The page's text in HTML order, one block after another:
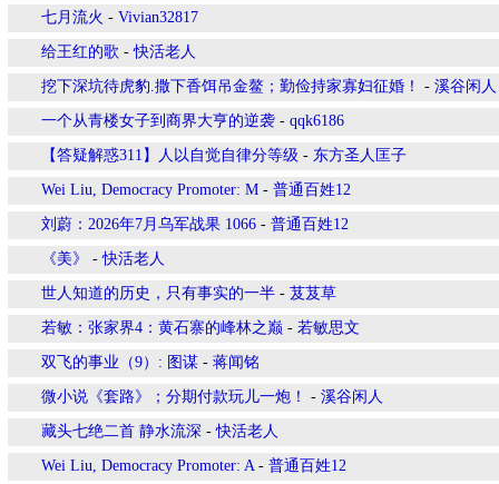
七月流火 - Vivian32817
给王红的歌 -快活老人
挖下深坑待虎豹.撒下香饵吊金鳌；勤俭持家寡妇征婚！ - 溪谷闲人
一个从青楼女子到商界大亨的逆袭 - qqk6186
【答疑解惑311】人以自觉自律分等级 - 东方圣人匡子
Wei Liu, Democracy Promoter: M - 普通百姓12
刘蔚：2026年7月乌军战果 1066 - 普通百姓12
《美》 -快活老人
世人知道的历史，只有事实的一半 - 芨芨草
若敏：张家界4：黄石寨的峰林之巅 - 若敏思文
双飞的事业（9）: 图谋 - 蒋闻铭
微小说《套路》；分期付款玩儿一炮！ - 溪谷闲人
藏头七绝二首 静水流深 -快活老人
Wei Liu, Democracy Promoter: A- 普通百姓12